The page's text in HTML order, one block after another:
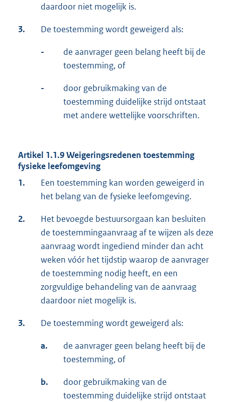
daardoor niet mogelijk is.
3. De toestemming wordt geweigerd als:
-
de aanvrager geen belang heeft bij de
toestemming, of
-
door gebruikmaking van de
toestemming duidelijke strijd ontstaat
met andere wettelijke voorschriften.
Artikel 1.1.9Weigeringsredenen toestemming
fysieke leefomgeving
1.
Een toestemming kan worden geweigerd in
het belang van de fysieke leefomgeving.
2.
Het bevoegde bestuursorgaan kan besluiten
de toestemmingaanvraag af te wijzen als deze
aanvraag wordt ingediend minder dan acht
weken vóór het tijdstip waarop de aanvrager
de toestemming nodig heeft, en een
zorgvuldige behandeling van de aanvraag
daardoor niet mogelijk is.
3. De toestemming wordt geweigerd als:
a.
de aanvrager geen belang heeft bij de
toestemming, of
b.
door gebruikmaking van de
toestemming duidelijke strijd ontstaat